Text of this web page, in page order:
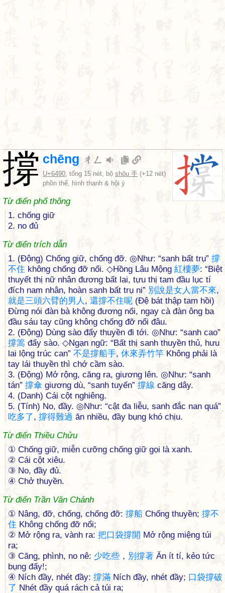
撐 chēng ㄔㄥ
U+6490, tổng 15 nét, bộ shǒu 手 (+12 nét)
phồn thể, hình thanh & hội ý
Từ điển phổ thông
1. chống giữ
2. no đủ
Từ điển trích dẫn
1. (Động) Chống giữ, chống đỡ. ◎Như: “sanh bất trụ” 撐
不住 không chống đỡ nổi. ◇Hồng Lâu Mộng 紅樓夢: “Biệt
thuyết thị nữ nhân đương bất lai, tựu thị tam đầu lục tí
đích nam nhân, hoàn sanh bất trụ ni” 別 說是女人當不來,
就是三頭六臂的男 人 , 還撐不住呢 (Đệ bát thập tam hồi)
Đừng nói đàn bà không đương nổi, ngay cà đàn ông ba
đầu sáu tay cũng không chống đỡ nổi đâu.
2. (Động) Dùng sào đẩy thuyền đi tới. ◎Như: “sanh cao”
撐篙 đẩy sào. ◇Ngạn ngữ: “Bất thị sanh thuyền thủ, hưu
lai lộng trúc can” 不是撐船手, 休來弄竹竿 Không phải là
tay lái thuyền thì chớ cầm sào.
3. (Động) Mở rộng, căng ra, giương lên. ◎Như: “sanh
tán” 撐傘 giương dù, “sanh tuyến” 撐線 căng dây.
4. (Danh) Cái cột nghiêng.
5. (Tính) No, đầy. ◎Như: “cật đa liễu, sanh đắc nan quá”
吃多了, 撐得難過 ăn nhiều, đầy bụng khó chịu.
Từ điển Thiều Chửu
① Chống giữ, miễn cưỡng chống giữ gọi là xanh.
② Cái cột xiêu.
③ No, đầy đủ.
④ Chở thuyền.
Từ điển Trần Văn Chánh
① Nâng, đỡ, chống, chống đỡ: 撐船 Chống thuyền; 撐不
住 Không chống đỡ nổi;
② Mở rộng ra, vành ra: 把口袋撐開 Mở rộng miệng túi
ra;
③ Căng, phình, no nê: 少吃些 ， 別 撐著 Ăn ít tí, kẻo tức
bụng đấy!;
④ Ních đầy, nhét đầy: 撐滿 Ních đầy, nhét đầy; 口袋撐破
了 Nhét đầy quá rách cả túi ra;